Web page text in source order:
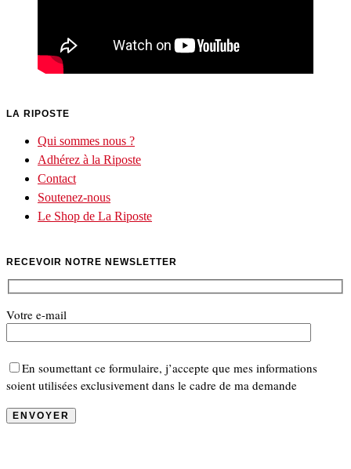
LA RIPOSTE
Qui sommes nous ?
Adhérez à la Riposte
Contact
Soutenez-nous
Le Shop de La Riposte
RECEVOIR NOTRE NEWSLETTER
Votre e-mail
En soumettant ce formulaire, j’accepte que mes informations
soient utilisées exclusivement dans le cadre de ma demande